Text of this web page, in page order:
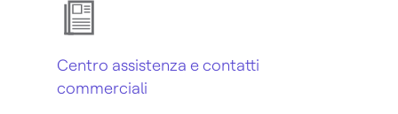
Centro assistenza e contatti
commerciali